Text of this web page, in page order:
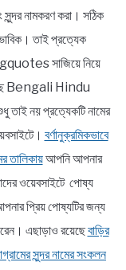
নামকরণ করা। সঠিক
তাই প্রত্যেক
সাজিয়ে নিয়ে
Bengali Hindu
তাই নয় প্রত্যেকটি নামের
বর্ণানুক্রমিকভাবে
আপনি আপনার
ওয়েবসাইটে পোষ্য
প্রিয় পোষ্যটির জন্য
এছাড়াও রয়েছেবাড়ির
সুন্দর নামের সংকলন